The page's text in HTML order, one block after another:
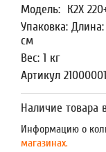
Модель: К2Х
Упаковка:
см
Вес: 1 кг
Артикул
Наличие товара
Информацию о
магазинах.